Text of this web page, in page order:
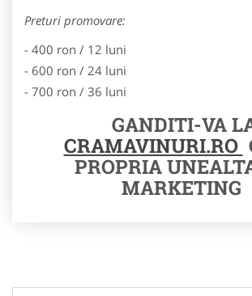
Preturi promovare:
- 400 ron / 12 luni
- 600 ron / 24 luni
- 700 ron / 36 luni
GANDITI-VA
CRAMAVINURI.RO
PROPRIA
MARKETING